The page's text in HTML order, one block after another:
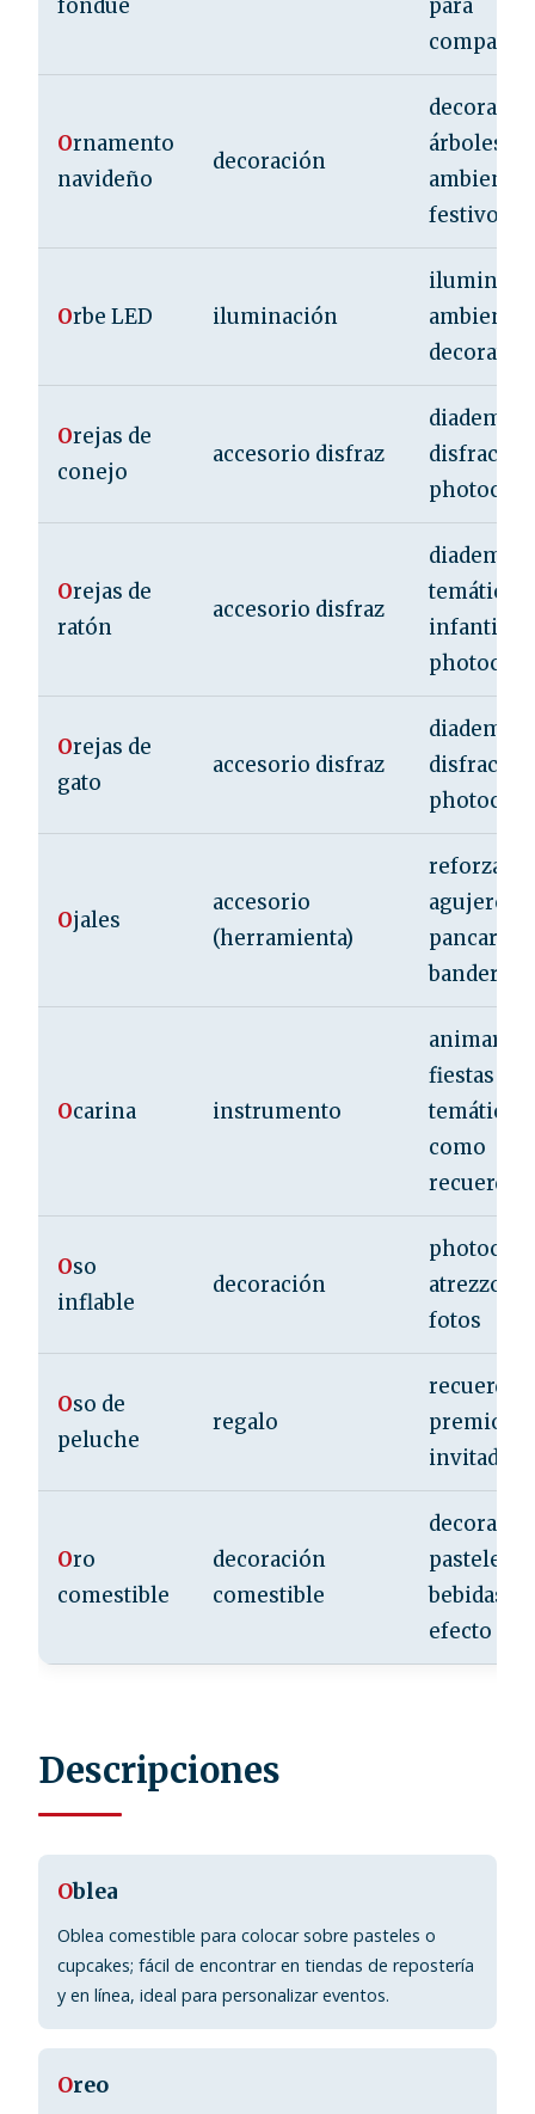
fondue
para
compartir
Ornamento
navideño
decoración
decorar
árboles y
ambientes
festivos
Orbe LED iluminación
ambiental
decorativa
Orejas de
conejo
accesorio disfraz
diadema
disfraces
photocalls
Orejas de
ratón
accesorio disfraz
diadema
temática
infantil o
photocall
Orejas de
gato
accesorio disfraz
diadema
disfraces
photocalls
Ojales
accesorio
(herramienta)
reforzar
agujeros
pancartas
Ocarina instrumento
animar
fiestas
temáticas
como
recuerdo
Oso
inflable
decoración
photocall
atrezzo
fotos
Oso de
peluche
regalo
recuerdo
premio
invitados
Oro
comestible
decoración
comestible
decorar
pasteles y
bebidas
efecto
Descripciones
Oblea
Oblea comestible para colocar sobre pasteles o
cupcakes; fácil de encontrar en tiendas de repostería
y en línea, ideal para personalizar eventos.
Oreo